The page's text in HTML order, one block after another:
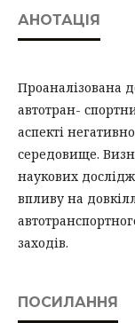
АНОТАЦІЯ
Проаналізована
автотран-
аспекті
середовище.
наукових
впливу на
заходів.
ПОСИЛАННЯ